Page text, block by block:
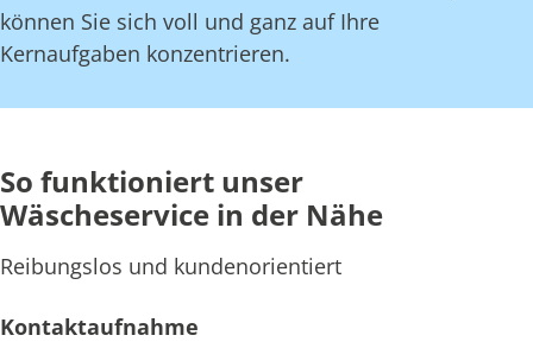
können Sie sich voll und ganz auf Ihre
Kernaufgaben konzentrieren.
So funktioniert unser
Wäscheservice in der Nähe
Reibungslos und kundenorientiert
Kontaktaufnahme